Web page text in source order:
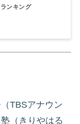
ンキング
TBSアナウン
（きりやはる